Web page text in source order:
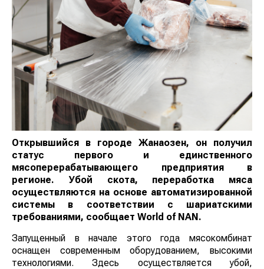
Открывшийся в городе Жанаозен, он получил
статус первого и единственного
мясоперерабатывающего предприятия в
регионе. Убой скота, переработка мяса
осуществляются на основе автоматизированной
системы в соответствии с шариатскими
требованиями, сообщает World of NAN.
Запущенный в начале этого года мясокомбинат
оснащен современным оборудованием, высокими
технологиями. Здесь осуществляется убой,